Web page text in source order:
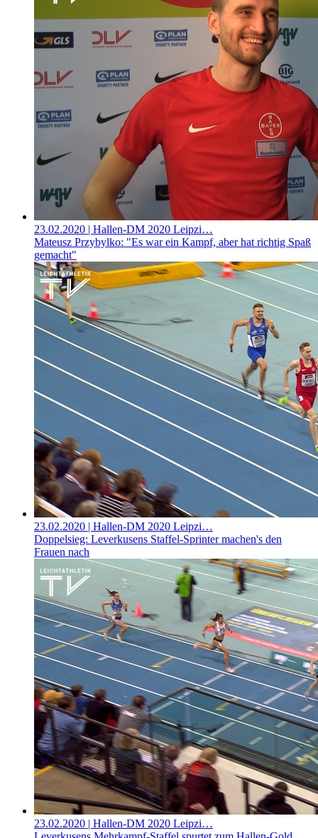
23.02.2020 | Hallen-DM 2020 Leipzi…
Mateusz Przybylko: "Es war ein Kampf, aber hat richtig Spaß
gemacht"
23.02.2020 | Hallen-DM 2020 Leipzi…
Doppelsieg: Leverkusens Staffel-Sprinter machen's den
Frauen nach
23.02.2020 | Hallen-DM 2020 Leipzi…